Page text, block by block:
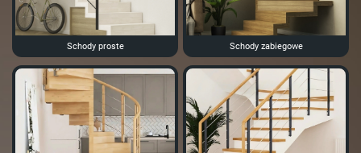
Schody proste Schody zabiegowe